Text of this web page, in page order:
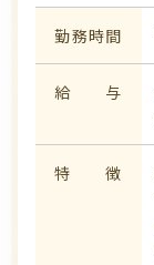
勤務時間
給 与
特 徴